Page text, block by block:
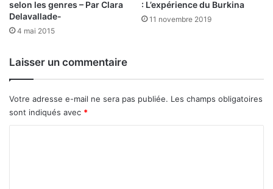
u
r
k
n
l
s
u
e
s
selon les genres – Par Clara
Delavallade-
4 mai 2015
: L’expérience du Burkina
11 novembre 2019
Laisser un commentaire
Votre adresse e-mail ne sera pas publiée. Les champs obligatoires
sont indiqués avec *